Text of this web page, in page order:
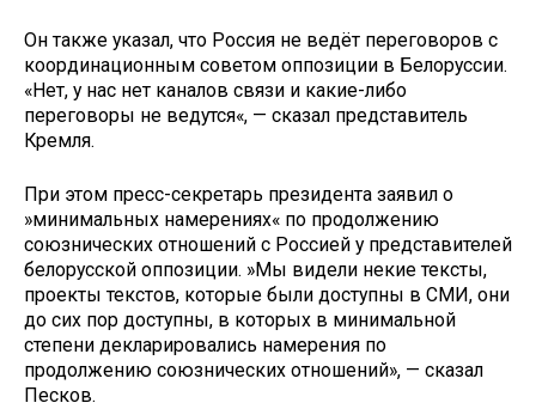
Он также указал, что Россия не ведёт переговоров с
координационным советом оппозиции в Белоруссии.
«Нет, у нас нет каналов связи и какие-либо
переговоры не ведутся«, — сказал представитель
Кремля.
При этом пресс-секретарь президента заявил о
»минимальных намерениях« по продолжению
союзнических отношений с Россией у представителей
белорусской оппозиции. »Мы видели некие тексты,
проекты текстов, которые были доступны в СМИ, они
до сих пор доступны, в которых в минимальной
степени декларировались намерения по
продолжению союзнических отношений», — сказал
Песков.